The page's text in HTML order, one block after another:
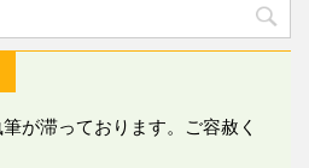
が滞っております。ご容赦く